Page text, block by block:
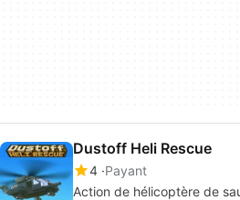
Dustoff Heli Rescue
4 Payant
Action de hélicoptère de